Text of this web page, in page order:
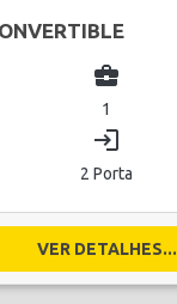
business_center
1
login
2 Porta
VER DETALHES...